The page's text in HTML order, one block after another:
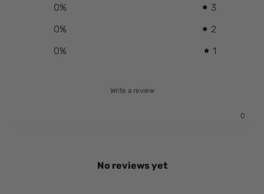
3
0%
2
0%
1
0%
Write a review
0
No reviews yet